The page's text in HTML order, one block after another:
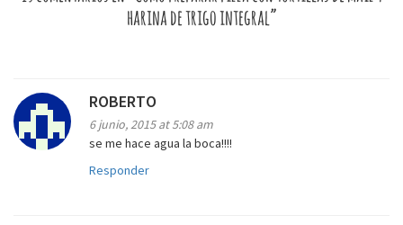
harina de trigo integral”
ROBERTO
6 junio, 2015 at 5:08 am
se me hace agua la boca!!!!
Responder